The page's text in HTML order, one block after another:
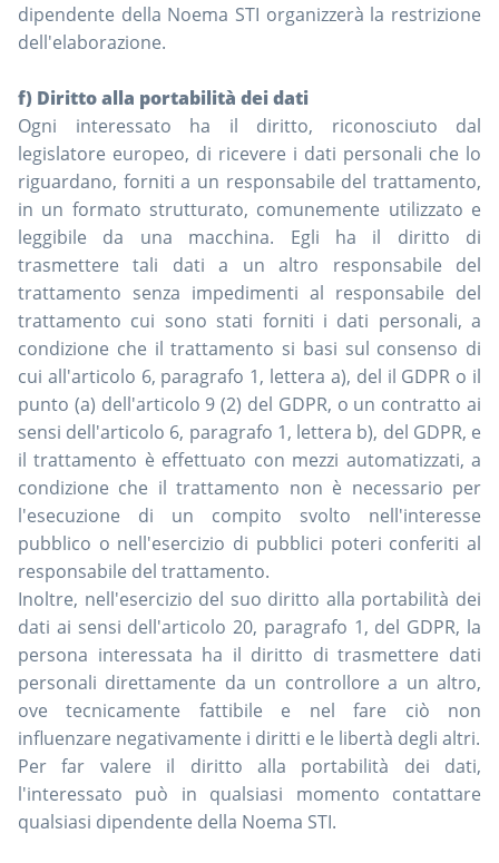
dipendente della Noema STI organizzerà la restrizione
dell'elaborazione.
f) Diritto alla portabilità dei dati
Ogni interessato ha il diritto, riconosciuto dal
legislatore europeo, di ricevere i dati personali che lo
riguardano, forniti a un responsabile del trattamento,
in un formato strutturato, comunemente utilizzato e
leggibile da una macchina. Egli ha il diritto di
trasmettere tali dati a un altro responsabile del
trattamento senza impedimenti al responsabile del
trattamento cui sono stati forniti i dati personali, a
condizione che il trattamento si basi sul consenso di
cui all'articolo 6, paragrafo 1, lettera a), del il GDPR o il
punto (a) dell'articolo 9 (2) del GDPR, o un contratto ai
sensi dell'articolo 6, paragrafo 1, lettera b), del GDPR, e
il trattamento è effettuato con mezzi automatizzati, a
condizione che il trattamento non è necessario per
l'esecuzione di un compito svolto nell'interesse
pubblico o nell'esercizio di pubblici poteri conferiti al
responsabile del trattamento.
Inoltre, nell'esercizio del suo diritto alla portabilità dei
dati ai sensi dell'articolo 20, paragrafo 1, del GDPR, la
persona interessata ha il diritto di trasmettere dati
personali direttamente da un controllore a un altro,
ove tecnicamente fattibile e nel fare ciò non
influenzare negativamente i diritti e le libertà degli altri.
Per far valere il diritto alla portabilità dei dati,
l'interessato può in qualsiasi momento contattare
qualsiasi dipendente della Noema STI.